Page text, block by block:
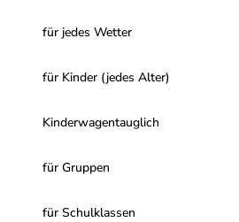
für jedes Wetter
für Kinder (jedes Alter)
Kinderwagentauglich
für Gruppen
für Schulklassen